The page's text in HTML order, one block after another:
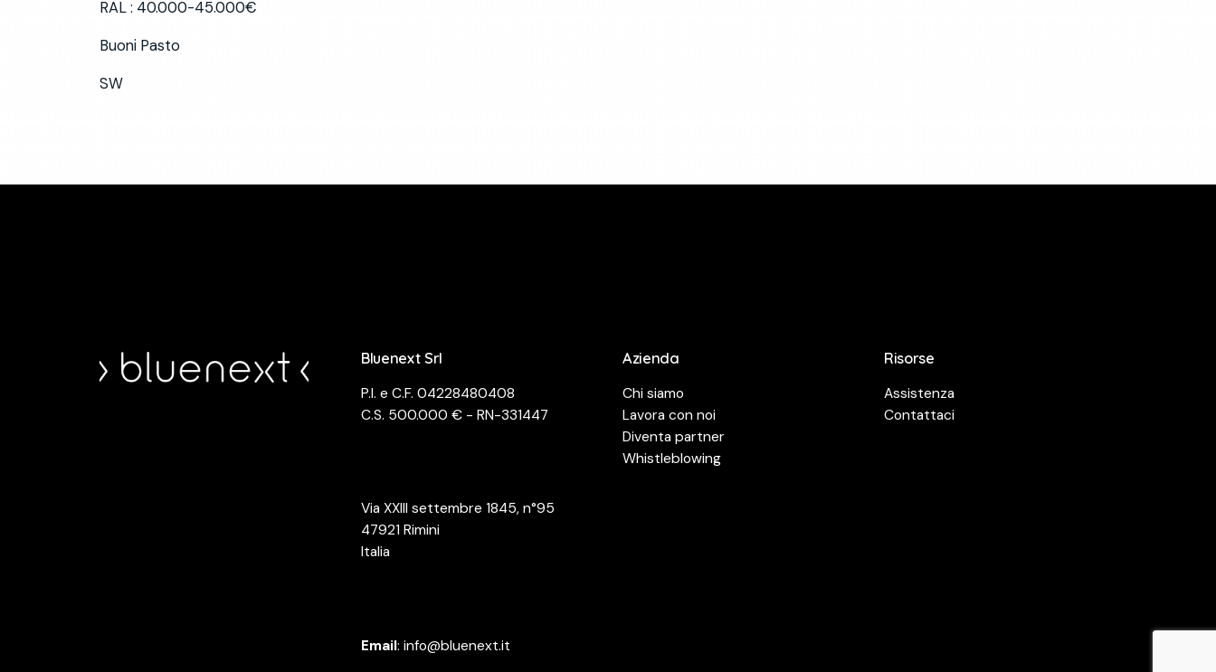
RAL : 40.000-45.000€
Buoni Pasto
SW
Bluenext Srl
P.I. e C.F. 04228480408
C.S. 500.000 € - RN-331447
Via XXIII settembre 1845, n°95
47921 Rimini
Italia
Email:info@bluenext.it
Azienda
Chi siamo
Lavora con noi
Diventa partner
Whistleblowing
Risorse
Assistenza
Contattaci